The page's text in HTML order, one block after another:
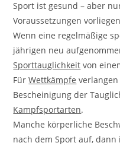
Sport ist gesund – aber
Voraussetzungen
Wenn eine regelmäßige
jährigen neu
Sporttauglichkeit von
FürWettkämpfe
Bescheinigung der
Kampfsportarten.
Manche körperliche
nach dem Sport auf,